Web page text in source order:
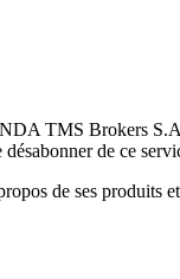
TMS Brokers
de ce
de ses produits